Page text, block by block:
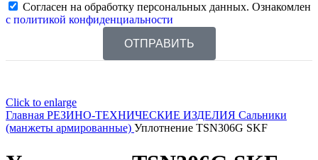
Согласен на обработку персональных данных. Ознакомлен
с политикой конфиденциальности
ОТПРАВИТЬ
Click to enlarge
Главная РЕЗИНО-ТЕХНИЧЕСКИЕ ИЗДЕЛИЯ Сальники
(манжеты армированные) Уплотнение TSN306G SKF